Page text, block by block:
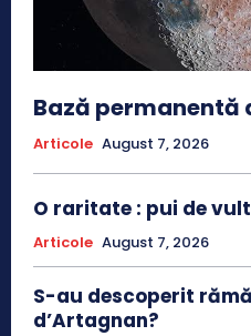
Bază permanentă
Articole August 7, 2026
O raritate : pui de
Articole August 7, 2026
S-au descoperit
d’Artagnan?